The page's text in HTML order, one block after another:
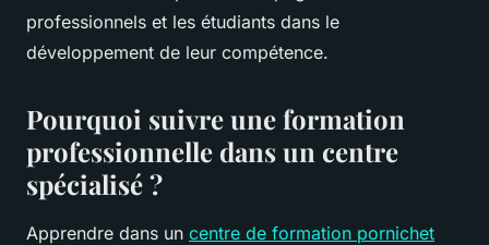
professionnels et les étudiants dans le
développement de leur compétence.
Pourquoi suivre une formation
professionnelle dans un centre
spécialisé ?
Apprendre dans un centre de formation pornichet